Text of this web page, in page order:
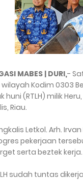
MABES | DURI,-
wilayah Kodim 0303
huni (RTLH) milik
Riau.
Letkol. Arh.
pekerjaan
serta beztek kerja.
sudah tuntas